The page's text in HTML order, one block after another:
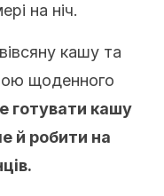
на ніч.
кашу та
щоденного
готувати кашу
й робити на